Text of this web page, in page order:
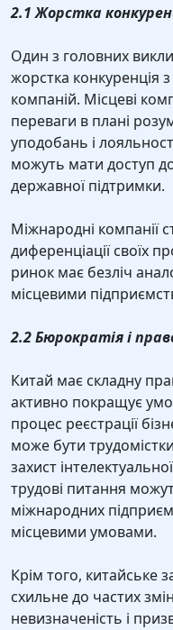
2.1 Жорстка
Один з головних
жорстка конкуренція
компаній. Місцеві
переваги в плані
уподобань і
можуть мати доступ
державної підтримки.
Міжнародні компанії
диференціації своїх
ринок має безліч
місцевими
2.2 Бюрократія і
Китай має складну
активно покращує
процес реєстрації
може бути
захист
трудові питання
міжнародних
місцевими умовами.
Крім того, китайське
схильне до частих
невизначеність і